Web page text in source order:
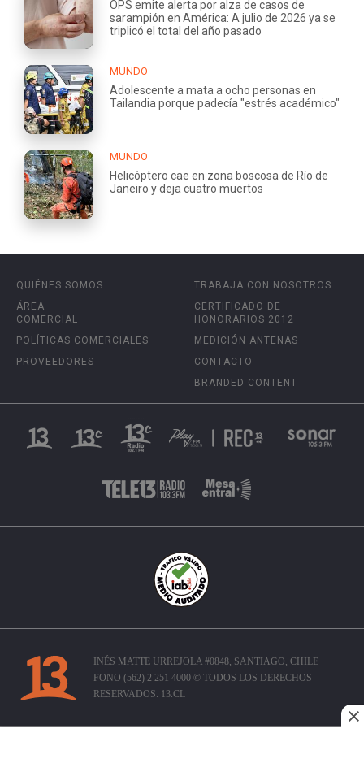
OPS emite alerta por alza de casos de
sarampión en América: A julio de 2026 ya se
triplicó el total del año pasado
MUNDO
Adolescente a mata a ocho personas en
Tailandia porque padecía "estrés académico"
MUNDO
Helicóptero cae en zona boscosa de Río de
Janeiro y deja cuatro muertos
QUIÉNES SOMOS
ÁREA
COMERCIAL
POLÍTICAS COMERCIALES
PROVEEDORES
TRABAJA CON NOSOTROS
CERTIFICADO DE
HONORARIOS 2012
MEDICIÓN ANTENAS
CONTACTO
BRANDED CONTENT
INÉS MATTE URREJOLA #0848, SANTIAGO, CHILE
FONO (562) 2 251 4000 © TODOS LOS DERECHOS
RESERVADOS. 13.CL